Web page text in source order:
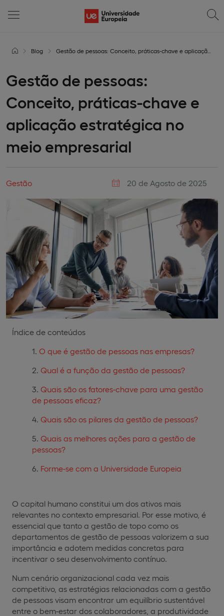
Blog Gestão de pessoas: Conceito, práticas-chave e aplicação estratégica no meio empresarial
Gestão de pessoas:
Conceito, práticas-chave e
aplicação estratégica no
meio empresarial
Gestão 20 de Agosto de 2025
Índice de conteúdos
O que é gestão de pessoas nas empresas?
Qual é a função da gestão de pessoas?
Quais são os fatores-chave para uma gestão
de pessoas eficaz?
Quais são os pilares da gestão de pessoas?
Quais as melhores ações para a gestão de
pessoas?
Forme-se com a Universidade Europeia
O capital humano constitui um dos ativos mais
relevantes no contexto empresarial. Por esse motivo, é
essencial que tanto a gestão de topo como os
departamentos de gestão de pessoas valorizem a sua
importância e adotem medidas concretas para
incentivar o seu desenvolvimento contínuo.
Num cenário organizacional cada vez mais
competitivo, as estratégias relacionadas com a gestão
de pessoas visam encontrar um equilíbrio sustentável
entre o bem-estar dos colaboradores, a produtividade